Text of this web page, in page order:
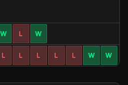
W L W
L L L L L W W